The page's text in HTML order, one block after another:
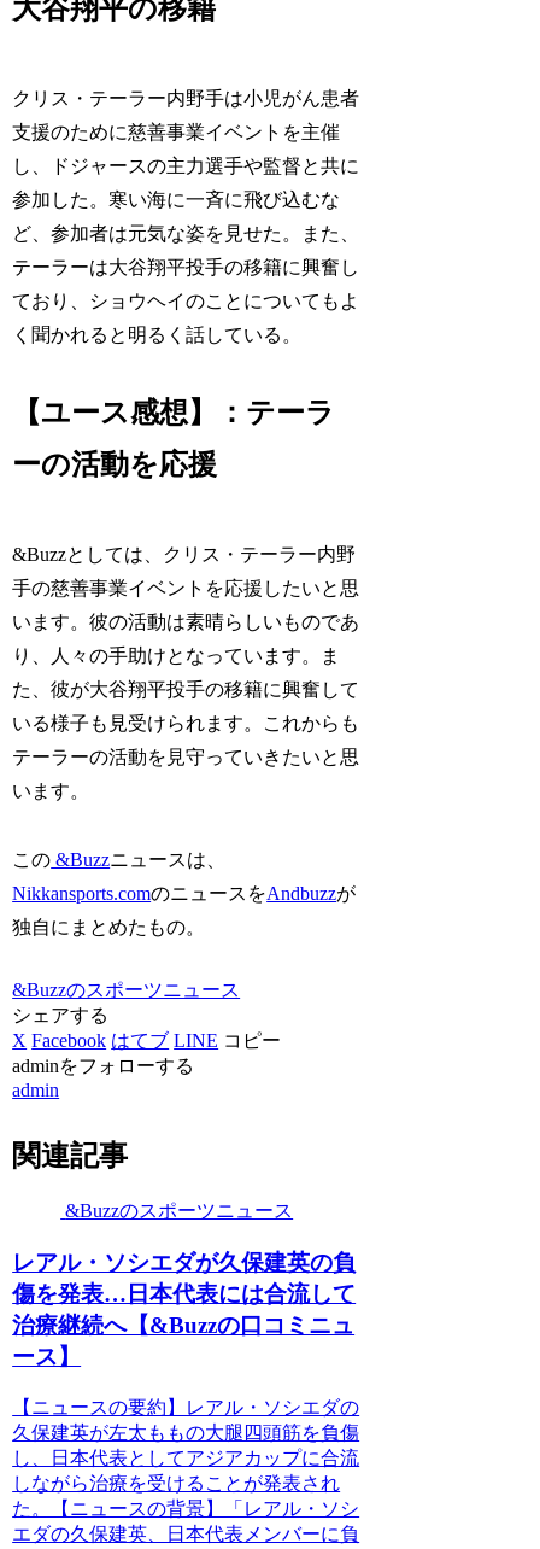
大谷翔平の移籍
クリス・テーラー内野手は小児がん患者
支援のために慈善事業イベントを主催
し、ドジャースの主力選手や監督と共に
参加した。寒い海に一斉に飛び込むな
ど、参加者は元気な姿を見せた。また、
テーラーは大谷翔平投手の移籍に興奮し
ており、ショウヘイのことについてもよ
く聞かれると明るく話している。
【ユース感想】：テーラ
ーの活動を応援
&Buzzとしては、クリス・テーラー内野
手の慈善事業イベントを応援したいと思
います。彼の活動は素晴らしいものであ
り、人々の手助けとなっています。ま
た、彼が大谷翔平投手の移籍に興奮して
いる様子も見受けられます。これからも
テーラーの活動を見守っていきたいと思
います。
この &Buzzニュースは、
Nikkansports.comのニュースをAndbuzzが
独自にまとめたもの。
&Buzzのスポーツニュース
シェアする
X Facebook はてブ LINE コピー
adminをフォローする
admin
関連記事
&Buzzのスポーツニュース
レアル・ソシエダが久保建英の負
傷を発表…日本代表には合流して
治療継続へ【&Buzzの口コミニュ
ース】
【ニュースの要約】レアル・ソシエダの
久保建英が左太ももの大腿四頭筋を負傷
し、日本代表としてアジアカップに合流
しながら治療を受けることが発表され
た。【ニュースの背景】「レアル・ソシ
エダの久保建英、日本代表メンバーに負